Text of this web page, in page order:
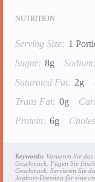
NUTRITION
Serving Size: 1
Sugar: 8g Sodium:
Saturated Fat: 2g
Trans Fat: 0g
Protein: 6g
Keywords: Variieren Sie
Geschmack. Fügen Sie
Geschmack. Servieren Sie
Joghurt-Dressing für eine